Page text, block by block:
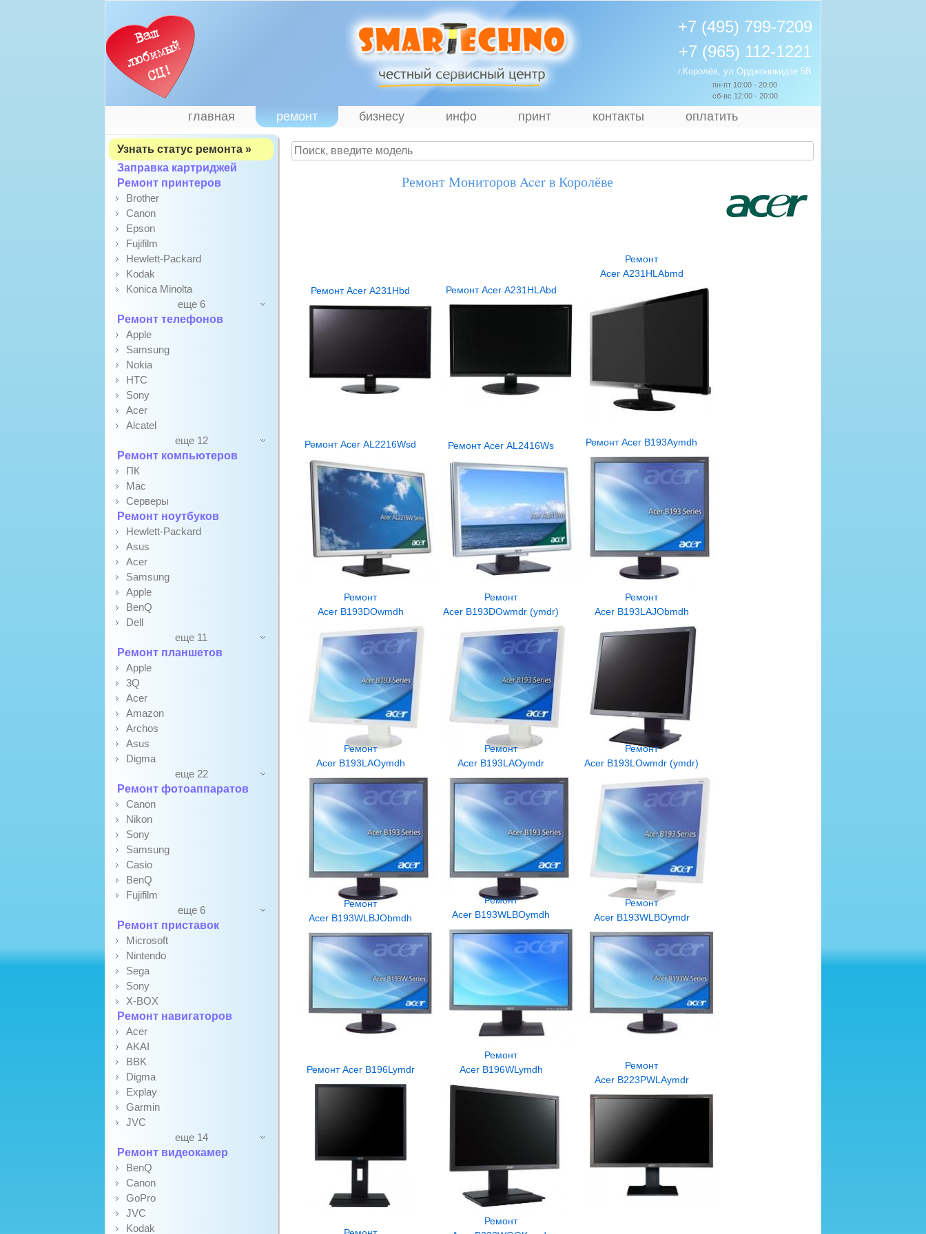
+7 (495) 799-7209
+7 (965) 112-1221
г.Королёв, ул.Орджоникидзе 5В
пн-пт 10:00 - 20:00
сб-вс 12:00 - 20:00
главная ремонт бизнесу инфо принт контакты оплатить
Узнать статус ремонта »
Заправка картриджей
Ремонт принтеров
Brother
Canon
Epson
Fujifilm
Hewlett-Packard
Kodak
Konica Minolta
еще 6
Ремонт телефонов
Apple
Samsung
Nokia
HTC
Sony
Acer
Alcatel
еще 12
Ремонт компьютеров
ПК
Mac
Серверы
Ремонт ноутбуков
Hewlett-Packard
Asus
Acer
Samsung
Apple
BenQ
Dell
еще 11
Ремонт планшетов
Apple
3Q
Acer
Amazon
Archos
Asus
Digma
еще 22
Ремонт фотоаппаратов
Canon
Nikon
Sony
Samsung
Casio
BenQ
Fujifilm
еще 6
Ремонт приставок
Microsoft
Nintendo
Sega
Sony
X-BOX
Ремонт навигаторов
Acer
AKAI
BBK
Digma
Explay
Garmin
JVC
еще 14
Ремонт видеокамер
BenQ
Canon
GoPro
JVC
Kodak
Ремонт Мониторов Acer в Королёве
Ремонт Acer A231Hbd Ремонт Acer A231HLAbd
Ремонт
Acer A231HLAbmd
Ремонт Acer AL2216Wsd Ремонт Acer AL2416Ws Ремонт Acer B193Aymdh
Ремонт
Acer B193DOwmdh
Ремонт
Acer B193DOwmdr (ymdr)
Ремонт
Acer B193LAJObmdh
Ремонт
Acer B193LAOymdh
Ремонт
Acer B193LAOymdr
Ремонт
Acer B193LOwmdr (ymdr)
Ремонт
Acer B193WLBJObmdh
Ремонт
Acer B193WLBOymdh
Ремонт
Acer B193WLBOymdr
Ремонт Acer B196Lymdr
Ремонт
Acer B196WLymdh
Ремонт
Acer B223PWLAymdr
Ремонт